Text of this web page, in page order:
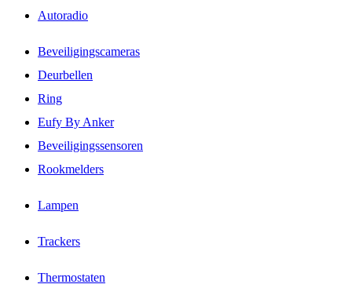
Autoradio
Beveiligingscameras
Deurbellen
Ring
Eufy By Anker
Beveiligingssensoren
Rookmelders
Lampen
Trackers
Thermostaten